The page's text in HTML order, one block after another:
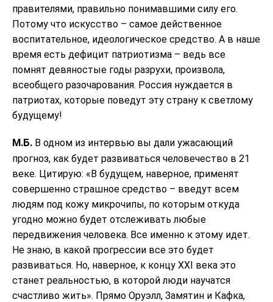
правителями, правильно понимавшими силу его.
Потому что искусство – самое действенное
воспитательное, идеологическое средство. А в наше
время есть дефицит патриотизма – ведь все
помнят девяностые годы разрухи, произвола,
всеобщего разочарования. Россия нуждается в
патриотах, которые поведут эту страну к светлому
будущему!
М.Б. В одном из интервью вы дали ужасающий
прогноз, как будет развиваться человечество в 21
веке. Цитирую: «В будущем, наверное, применят
совершенно страшное средство – введут всем
людям под кожу микрочипы, по которым откуда
угодно можно будет отслеживать любые
передвижения человека. Все именно к этому идет.
Не знаю, в какой прогрессии все это будет
развиваться. Но, наверное, к концу XXI века это
станет реальностью, в которой люди научатся
счастливо жить». Прямо Оруэлл, Замятин и Кафка,